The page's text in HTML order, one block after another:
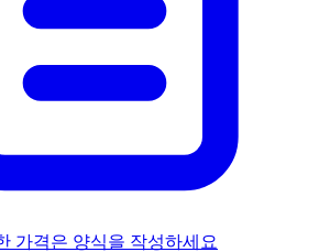
가격은 양식을 작성하세요